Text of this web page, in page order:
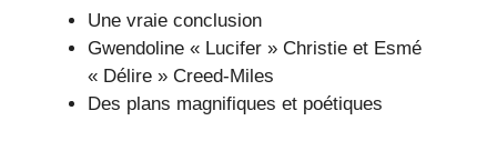
Une vraie conclusion
Gwendoline « Lucifer » Christie et Esmé
« Délire » Creed-Miles
Des plans magnifiques et poétiques